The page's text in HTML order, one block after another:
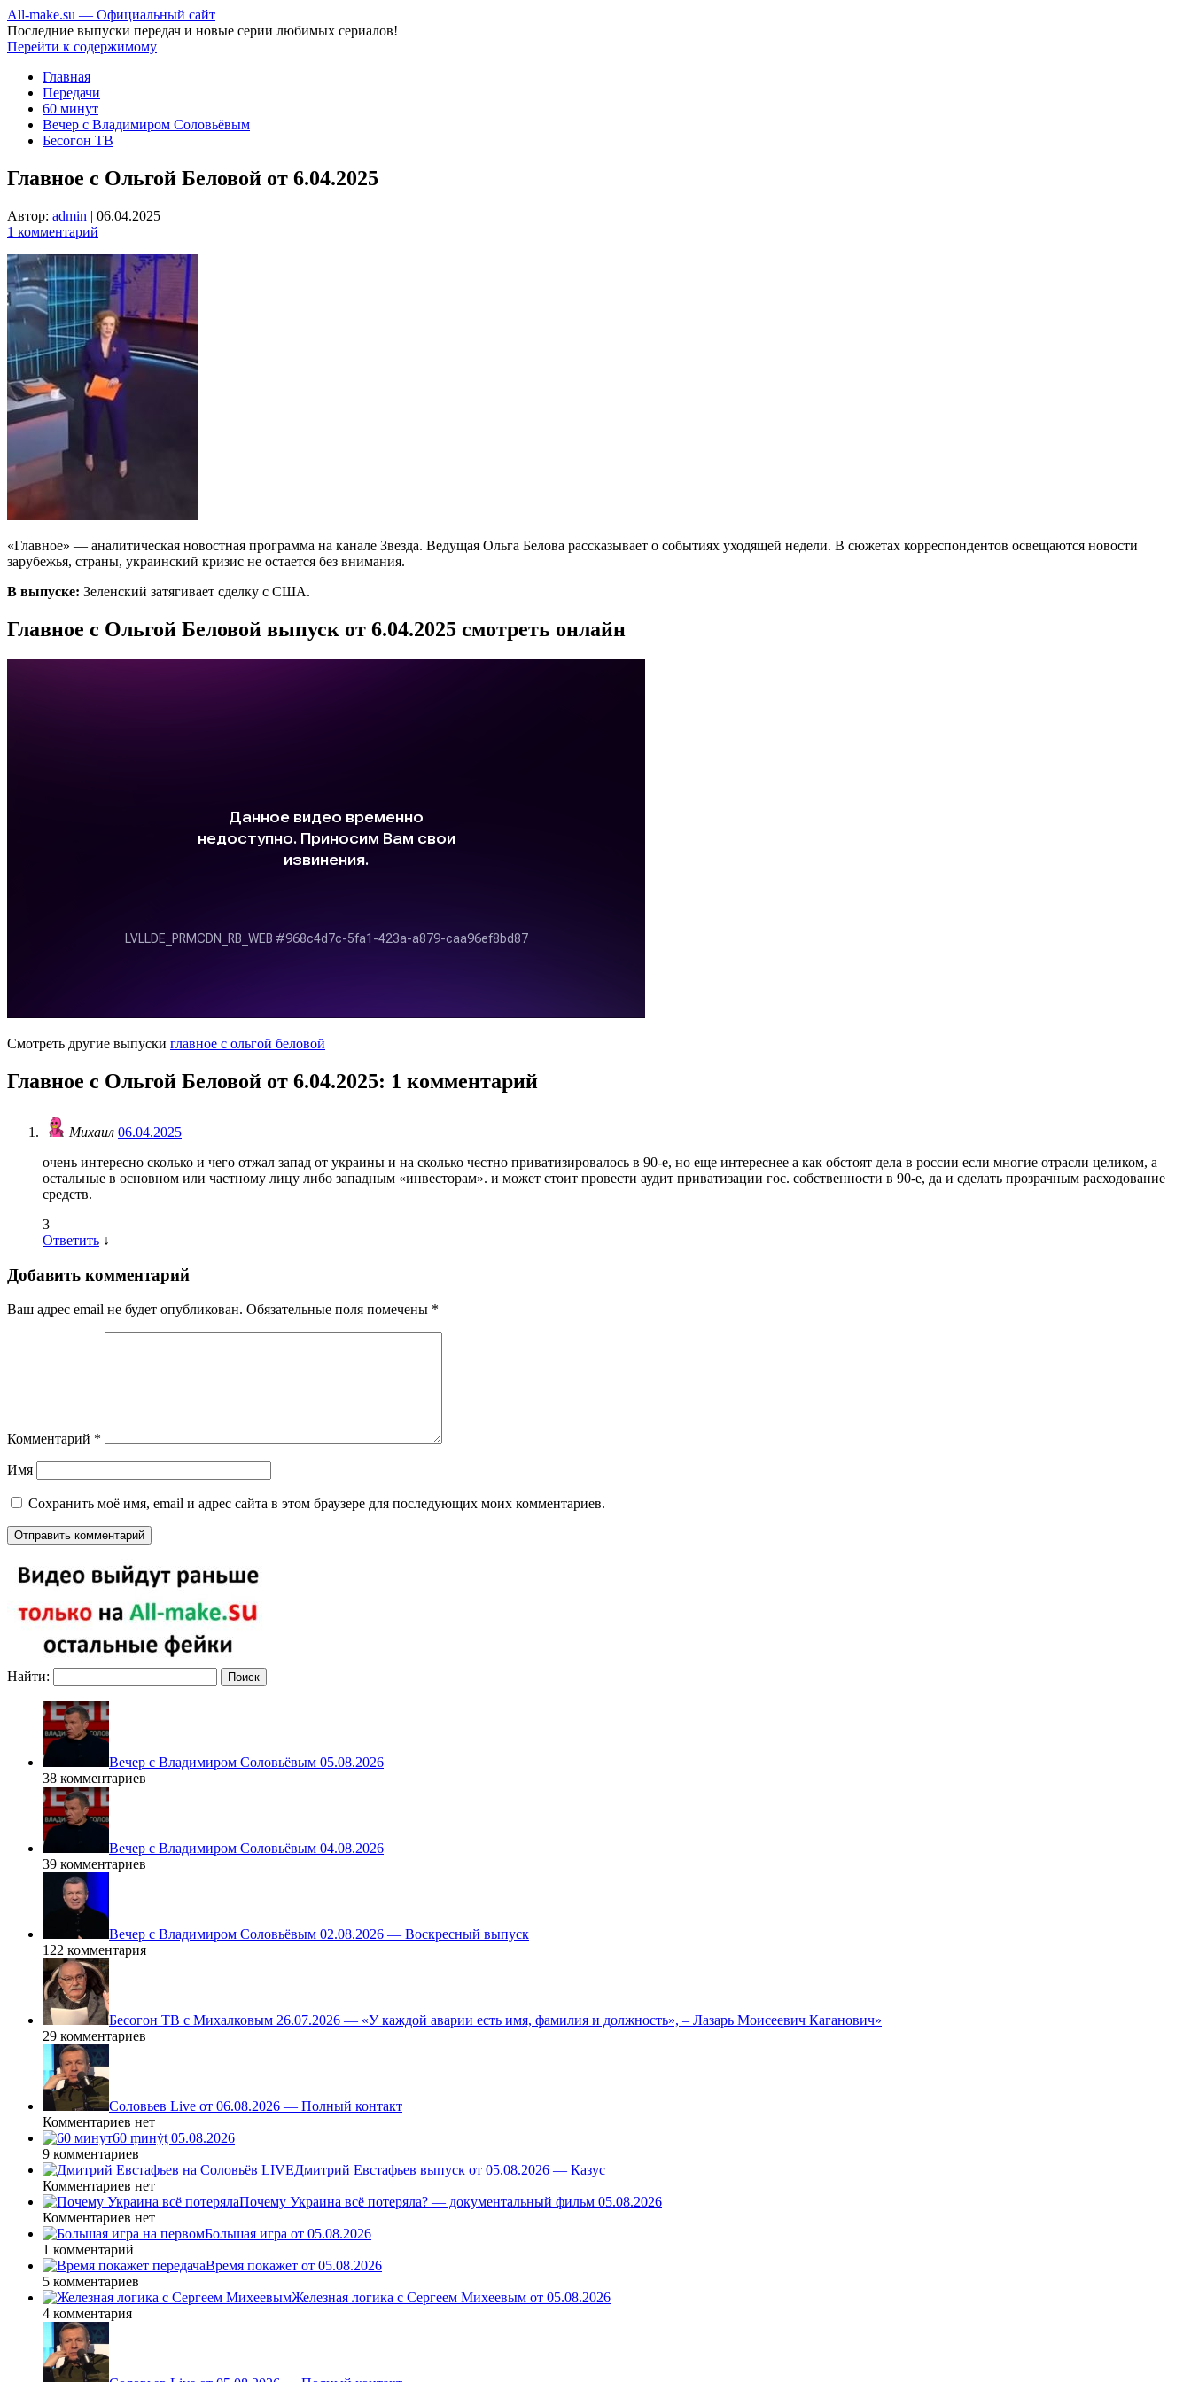
All-make.su — Официальный сайт
Последние выпуски передач и новые серии любимых сериалов!
Перейти к содержимому
Главная
Передачи
60 минут
Вечер с Владимиром Соловьёвым
Бесогон ТВ
Главное с Ольгой Беловой от 6.04.2025
Автор: admin | 06.04.2025
1 комментарий
«Главное» — аналитическая новостная программа на канале Звезда. Ведущая Ольга Белова рассказывает о событиях уходящей недели. В сюжетах корреспондентов освещаются новости
зарубежья, страны, украинский кризис не остается без внимания.
В выпуске: Зеленский затягивает сделку с США.
Главное с Ольгой Беловой выпуск от 6.04.2025 смотреть онлайн
Смотреть другие выпуски главное с ольгой беловой
Главное с Ольгой Беловой от 6.04.2025: 1 комментарий
Михаил 06.04.2025
очень интересно сколько и чего отжал запад от украины и на сколько честно приватизировалось в 90-е, но еще интереснее а как обстоят дела в россии если многие отрасли целиком, а
остальные в основном или частному лицу либо западным «инвесторам». и может стоит провести аудит приватизации гос. собственности в 90-е, да и сделать прозрачным расходование
средств.
3
Ответить ↓
Добавить комментарий
Ваш адрес email не будет опубликован. Обязательные поля помечены *
Комментарий *
Имя
Сохранить моё имя, email и адрес сайта в этом браузере для последующих моих комментариев.
Найти:
Вечер с Владимиром Соловьёвым 05.08.2026
38 комментариев
Вечер с Владимиром Соловьёвым 04.08.2026
39 комментариев
Вечер с Владимиром Соловьёвым 02.08.2026 — Воскресный выпуск
122 комментария
Бесогон ТВ с Михалковым 26.07.2026 — «У каждой аварии есть имя, фамилия и должность», – Лазарь Моисеевич Каганович»
29 комментариев
Соловьев Live от 06.08.2026 — Полный контакт
Комментариев нет
60 ṃинẏƫ 05.08.2026
9 комментариев
Дмитрий Евстафьев выпуск от 05.08.2026 — Казус
Комментариев нет
Почему Украина всё потеряла? — документальный фильм 05.08.2026
Комментариев нет
Большая игра от 05.08.2026
1 комментарий
Время покажет от 05.08.2026
5 комментариев
Железная логика с Сергеем Михеевым от 05.08.2026
4 комментария